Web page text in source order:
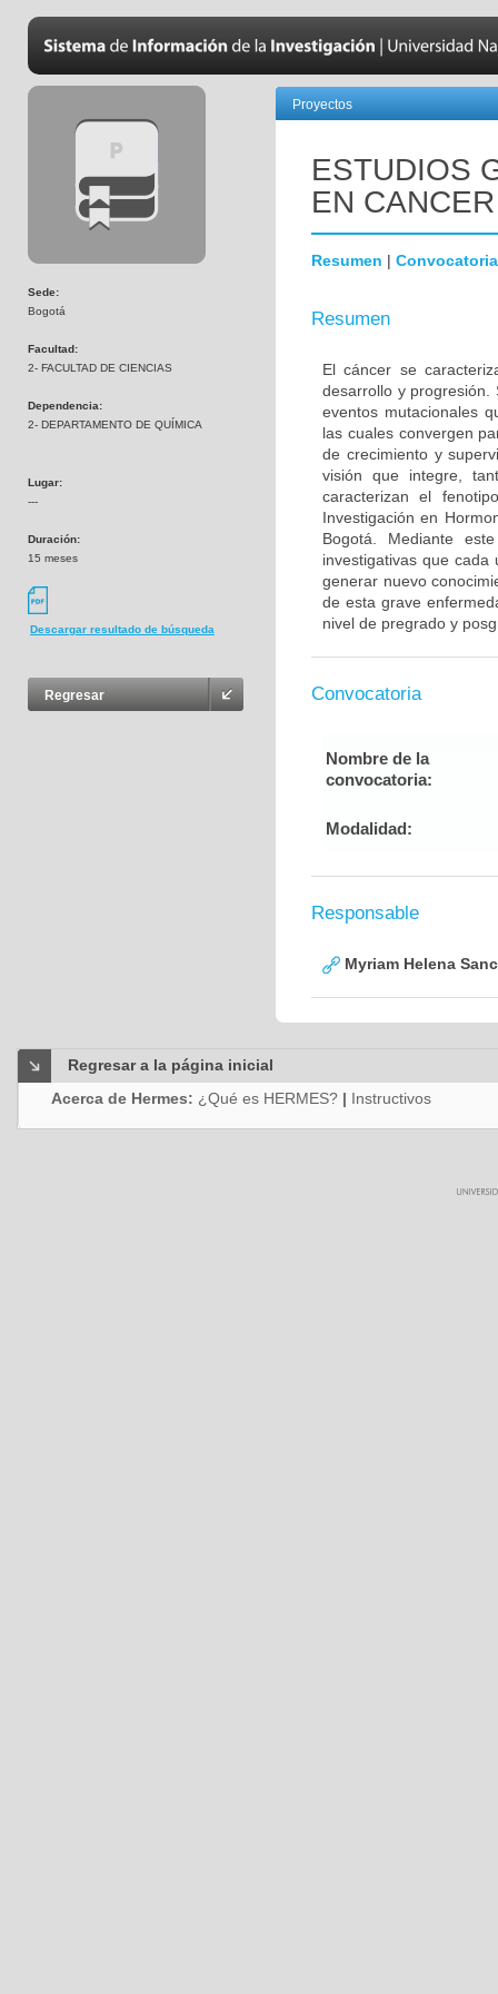
Sede:
Bogotá
Facultad:
2- FACULTAD DE CIENCIAS
Dependencia:
2- DEPARTAMENTO DE QUÍMICA
Lugar:
---
Duración:
15 meses
Descargar resultado de búsqueda
Regresar
Proyectos
ESTUDIOS
EN CANCER
Resumen | Convocatoria
Resumen
El cáncer se
desarrollo y
eventos mutacionales
las cuales convergen
de crecimiento y
visión que integre,
caracterizan el
Investigación en
Bogotá. Mediante
investigativas que
generar nuevo
de esta grave
nivel de pregrado y
Convocatoria
Nombre de la
convocatoria:
Modalidad:
Responsable
Myriam Helena
Regresar a la página inicial
Acerca de Hermes: ¿Qué es HERMES? | Instructivos